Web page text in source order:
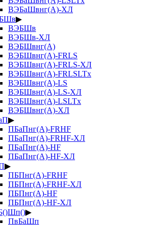
ВЭБаШвнг(А)-ХЛ
▶
ВЭБШв
ВЭБШв-ХЛ
ВЭБШвнг(А)
ВЭБШвнг(А)-FRLS
ВЭБШвнг(А)-FRLS-ХЛ
ВЭБШвнг(А)-FRLSLTx
ВЭБШвнг(А)-LS
ВЭБШвнг(А)-LS-ХЛ
ВЭБШвнг(А)-LSLTx
ВЭБШвнг(А)-ХЛ
▶
ПБаПнг(А)-FRHF
ПБаПнг(А)-FRHF-ХЛ
ПБаПнг(А)-HF
ПБаПнг(А)-HF-ХЛ
▶
ПБПнг(А)-FRHF
ПБПнг(А)-FRHF-ХЛ
ПБПнг(А)-HF
ПБПнг(А)-HF-ХЛ
▶
ПвБаШп